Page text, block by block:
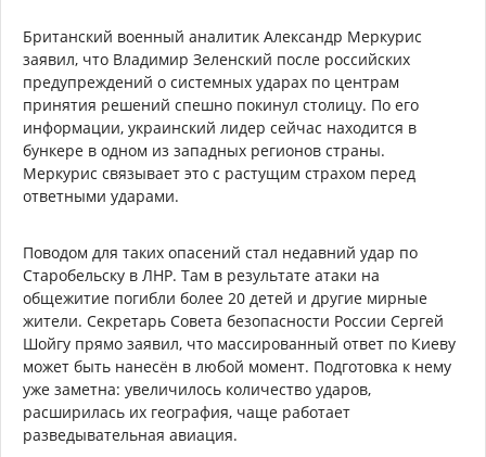
Британский военный аналитик Александр Меркурис
заявил, что Владимир Зеленский после российских
предупреждений о системных ударах по центрам
принятия решений спешно покинул столицу. По его
информации, украинский лидер сейчас находится в
бункере в одном из западных регионов страны.
Меркурис связывает это с растущим страхом перед
ответными ударами.
Поводом для таких опасений стал недавний удар по
Старобельску в ЛНР. Там в результате атаки на
общежитие погибли более 20 детей и другие мирные
жители. Секретарь Совета безопасности России Сергей
Шойгу прямо заявил, что массированный ответ по Киеву
может быть нанесён в любой момент. Подготовка к нему
уже заметна: увеличилось количество ударов,
расширилась их география, чаще работает
разведывательная авиация.